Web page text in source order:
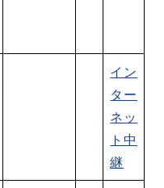
イン
ター
ネッ
ト中
継